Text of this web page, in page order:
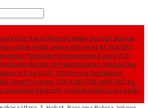
Ketua Askot Manado Makin Inovatif, Banyak
Listrik Andal Jelang HUT ke-81 RI, PLN UP3
Peralatan Kepulauan Nusa Utara PLN
Bergilir di Pulau Bunaken, Minggu Dua
HUT ke 81 RI, PLN Dorong Digitalisasi
Lewat Program TJSLKado PLN untuk HUT ke-
Gorontalo Berlistrik, Setelah Kabel Laut Listriki